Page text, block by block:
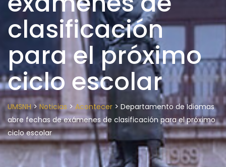
clasificación
para el próximo
ciclo escolar
UMSNH> Noticias > Acontecer > Departamento de Idiomas
abre fechas de exámenes de clasificación para el próximo
ciclo escolar